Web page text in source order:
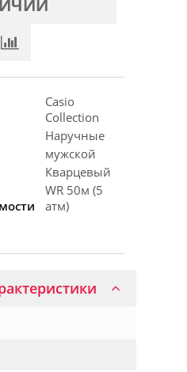
Casio
Collection
Наручные
мужской
Кварцевый
WR 50м (5
атм)